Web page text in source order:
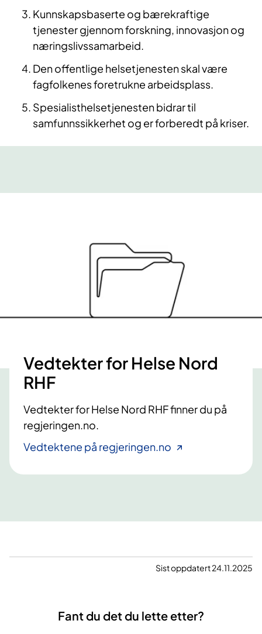
Kunnskapsbaserte og bærekraftige
tjenester gjennom forskning, innovasjon og
næringslivssamarbeid.
Den offentlige helsetjenesten skal være
fagfolkenes foretrukne arbeidsplass.
Spesialisthelsetjenesten bidrar til
samfunnssikkerhet og er forberedt på kriser.
Vedtekter for Helse Nord
RHF
Vedtekter for Helse Nord RHF finner du på
regjeringen.no.
Vedtektene på regjeringen.no
Sist oppdatert 24.11.2025
Fant du det du lette etter?